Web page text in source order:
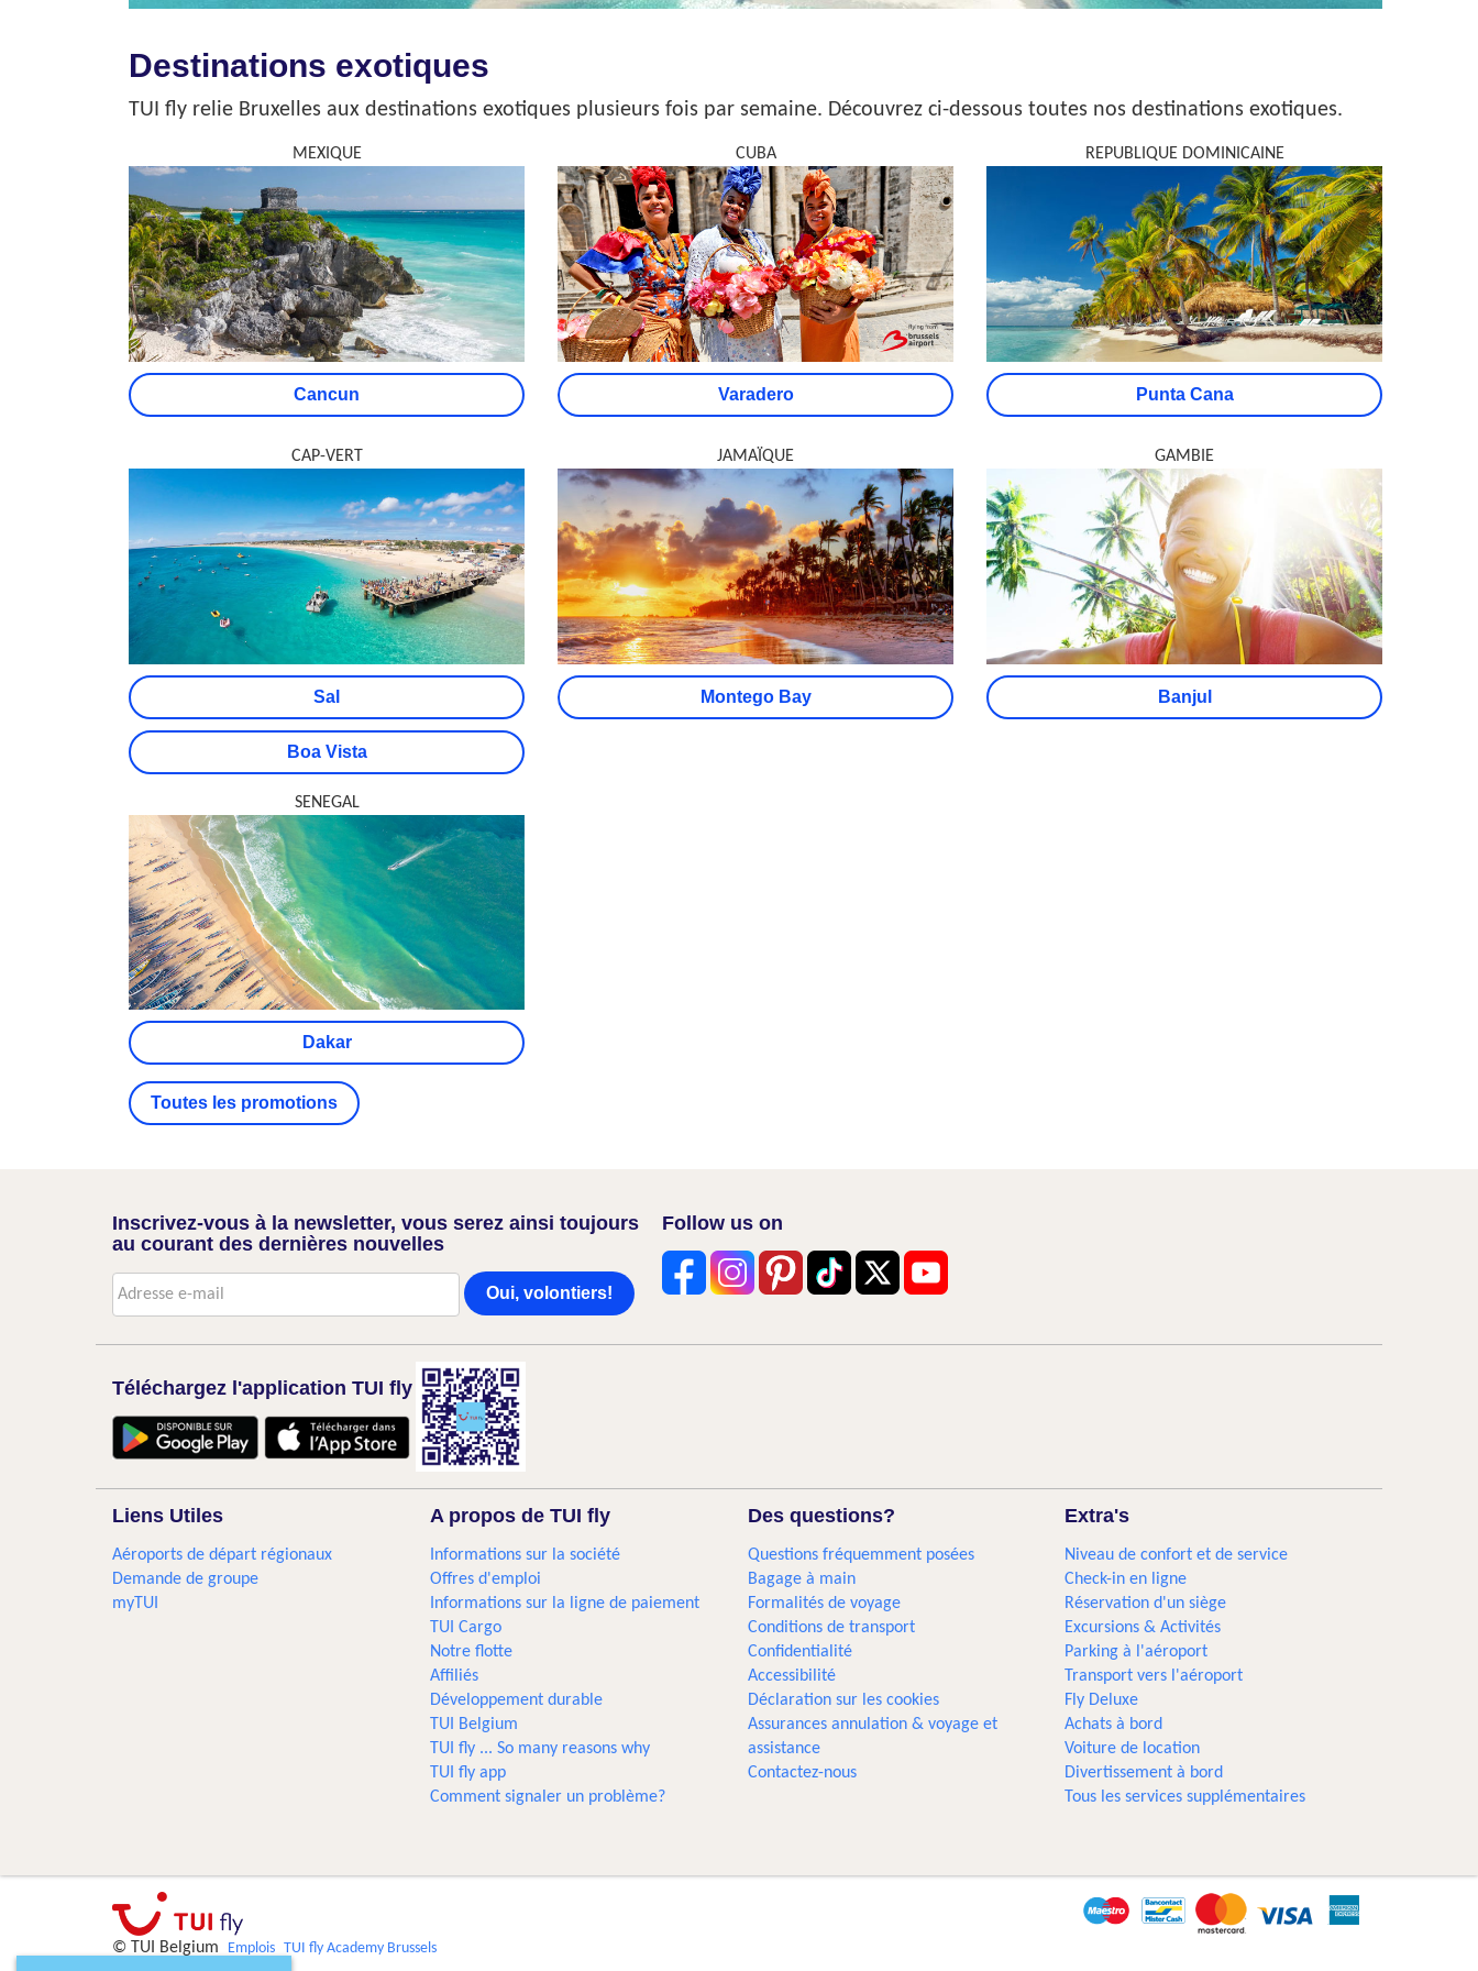
Destinations exotiques
TUI fly relie Bruxelles aux destinations exotiques plusieurs fois par semaine. Découvrez ci-dessous toutes nos destinations exotiques.
MEXIQUE
Cancun
CUBA
Varadero
REPUBLIQUE DOMINICAINE
Punta Cana
CAP-VERT
Sal
Boa Vista
JAMAÏQUE
Montego Bay
GAMBIE
Banjul
SENEGAL
Dakar
Toutes les promotions
Inscrivez-vous à la newsletter, vous serez ainsi toujours
au courant des dernières nouvelles
Oui, volontiers!
Follow us on
Téléchargez l'application TUI fly
Liens Utiles
Aéroports de départ régionaux
Demande de groupe
myTUI
A propos de TUI fly
Informations sur la société
Offres d'emploi
Informations sur la ligne de paiement
TUI Cargo
Notre flotte
Affiliés
Développement durable
TUI Belgium
TUI fly ... So many reasons why
TUI fly app
Comment signaler un problème?
Des questions?
Questions fréquemment posées
Bagage à main
Formalités de voyage
Conditions de transport
Confidentialité
Accessibilité
Déclaration sur les cookies
Assurances annulation & voyage et
assistance
Contactez-nous
Extra's
Niveau de confort et de service
Check-in en ligne
Réservation d'un siège
Excursions & Activités​
Parking à l'aéroport
Transport vers l'aéroport
Fly Deluxe
Achats à bord
Voiture de location
Divertissement à bord
Tous les services supplémentaires
© TUI Belgium Emplois TUI fly Academy Brussels